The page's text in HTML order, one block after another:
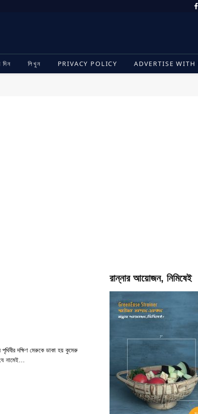
লিখুন PRIVACY POLICY ADVERTISE WITH
দক্ষিণ মেরুকে ডাকা হয় কুমেরু
যে নামেই…
রান্নার আয়োজন, নিমিষেই